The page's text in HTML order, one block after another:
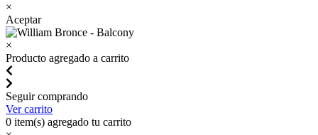
×
Aceptar
×
Producto agregado a carrito
Seguir comprando
Ver carrito
0 item(s) agregado tu carrito